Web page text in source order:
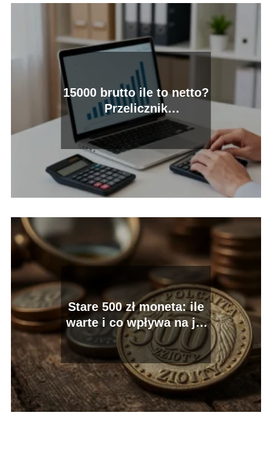
15000 brutto ile to netto?
Przelicznik
wynagrodzenia
Stare 500 zł moneta: ile
warte i co wpływa na jej
wartość?